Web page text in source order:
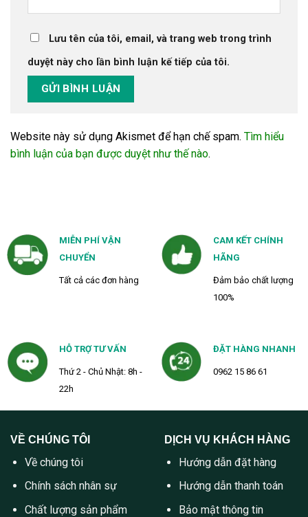
Lưu tên của tôi, email, và trang web trong trình
duyệt này cho lần bình luận kế tiếp của tôi.
Website này sử dụng Akismet để hạn chế spam. Tìm hiểu
bình luận của bạn được duyệt như thế nào.
MIỄN PHÍ VẬN
CHUYỂN
Tất cả các đơn hàng
CAM KẾT CHÍNH
HÃNG
Đảm bảo chất lượng
100%
HỖ TRỢ TƯ VẤN
Thứ 2 - Chủ Nhật: 8h -
22h
ĐẶT HÀNG NHANH
0962 15 86 61
VỀ CHÚNG TÔI
Về chúng tôi
Chính sách nhân sự
Chất lượng sản phẩm
DỊCH VỤ KHÁCH HÀNG
Hướng dẫn đặt hàng
Hướng dẫn thanh toán
Bảo mật thông tin